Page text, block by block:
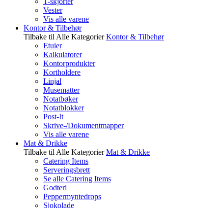
Vester
Vis alle varene
Kontor & Tilbehør
Tilbake til Alle Kategorier Kontor & Tilbehør
Etuier
Kalkulatorer
Kontorprodukter
Kortholdere
Linjal
Musematter
Notatbøker
Notatblokker
Post-It
Skrive-/Dokumentmapper
Vis alle varene
Mat & Drikke
Tilbake til Alle Kategorier Mat & Drikke
Catering Items
Serveringsbrett
Se alle Catering Items
Godteri
Peppermyntedrops
Sjokolade